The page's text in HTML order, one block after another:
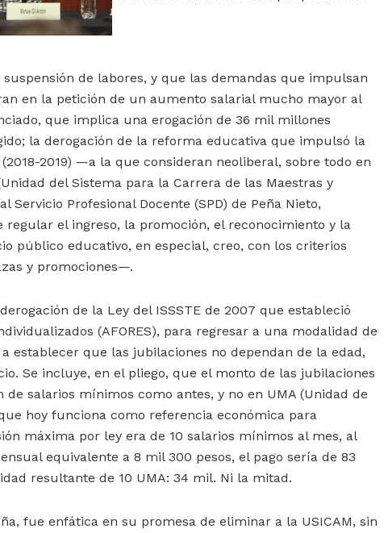
de labores, y que las demandas que impulsan
en la petición de un aumento salarial mucho mayor al
que implica una erogación de 36 mil millones
la derogación de la reforma educativa que impulsó la
2019) —a la que consideran neoliberal, sobre todo en
del Sistema para la Carrera de las Maestras y
Servicio Profesional Docente (SPD) de Peña Nieto,
regular el ingreso, la promoción, el reconocimiento y la
público educativo, en especial, creo, con los criterios
y promociones—.
de la Ley del ISSSTE de 2007 que estableció
(AFORES), para regresar a una modalidad de
establecer que las jubilaciones no dependan de la edad,
Se incluye, en el pliego, que el monto de las jubilaciones
de salarios mínimos como antes, y no en UMA (Unidad de
hoy funciona como referencia económica para
máxima por ley era de 10 salarios mínimos al mes, al
equivalente a 8 mil 300 pesos, el pago sería de 83
resultante de 10 UMA: 34 mil. Ni la mitad.
fue enfática en su promesa de eliminar a la USICAM, sin